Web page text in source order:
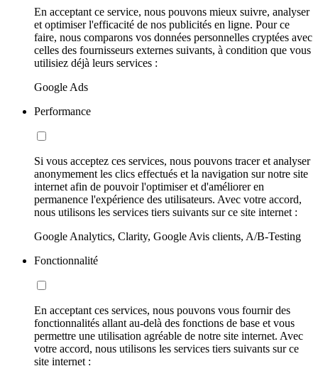
En acceptant ce service, nous pouvons mieux suivre, analyser
et optimiser l'efficacité de nos publicités en ligne. Pour ce
faire, nous comparons vos données personnelles cryptées avec
celles des fournisseurs externes suivants, à condition que vous
utilisiez déjà leurs services :
Google Ads
Performance
Si vous acceptez ces services, nous pouvons tracer et analyser
anonymement les clics effectués et la navigation sur notre site
internet afin de pouvoir l'optimiser et d'améliorer en
permanence l'expérience des utilisateurs. Avec votre accord,
nous utilisons les services tiers suivants sur ce site internet :
Google Analytics, Clarity, Google Avis clients, A/B-Testing
Fonctionnalité
En acceptant ces services, nous pouvons vous fournir des
fonctionnalités allant au-delà des fonctions de base et vous
permettre une utilisation agréable de notre site internet. Avec
votre accord, nous utilisons les services tiers suivants sur ce
site internet :